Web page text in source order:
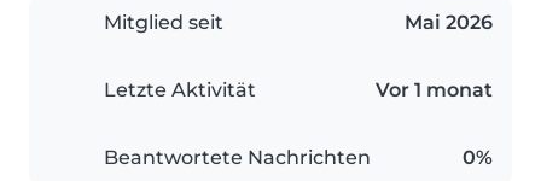
Mitglied seit Mai 2026
Letzte Aktivität Vor 1 monat
Beantwortete Nachrichten 0%